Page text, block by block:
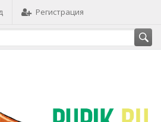
Регистрация